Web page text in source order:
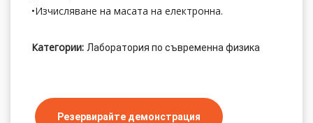
•Изчисляване на масата на електронна.
Категории: Лаборатория по съвременна физика
Резервирайте демонстрация